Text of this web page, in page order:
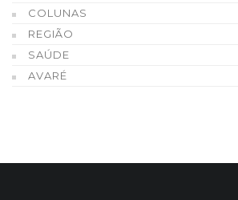
COLUNAS
REGIÃO
SAÚDE
AVARÉ